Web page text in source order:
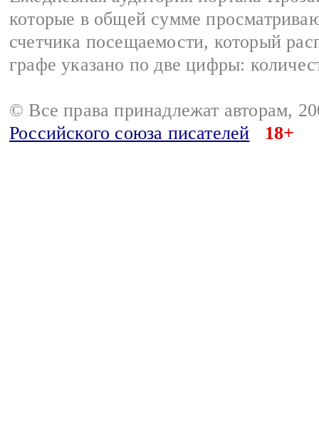
которые в общей сумме
счетчика посещаемости, который
графе указано по две цифры:
© Все права принадлежат авторам,
Российского союза писателей
18+